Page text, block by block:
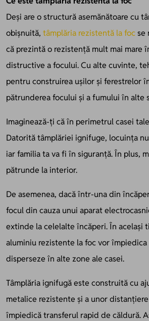
Deși are o structură asemănătoare cu
obișnuită, tâmplăria rezistentă la foc se
că prezintă o rezistență mult mai mare
distructive a focului. Cu alte cuvinte,
pentru construirea ușilor și ferestrelor
pătrunderea focului și a fumului în alte
Imaginează-ți că în perimetrul casei
Datorită tâmplăriei ignifuge, locuința
iar familia ta va fi în siguranță. În plus,
pătrunde la interior.
De asemenea, dacă într-una din
focul din cauza unui aparat
extinde la celelalte încăperi. În același
aluminiu rezistente la foc vor împiedica
disperseze în alte zone ale casei.
Tâmplăria ignifugă este construită cu
metalice rezistente și a unor
împiedică transferul rapid de căldură.